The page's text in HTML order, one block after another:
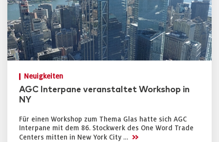
Neuigkeiten
AGC Interpane veranstaltet Workshop in
NY
Für einen Workshop zum Thema Glas hatte sich AGC
Interpane mit dem 86. Stockwerk des One Word Trade
Centers mitten in New York City … >>